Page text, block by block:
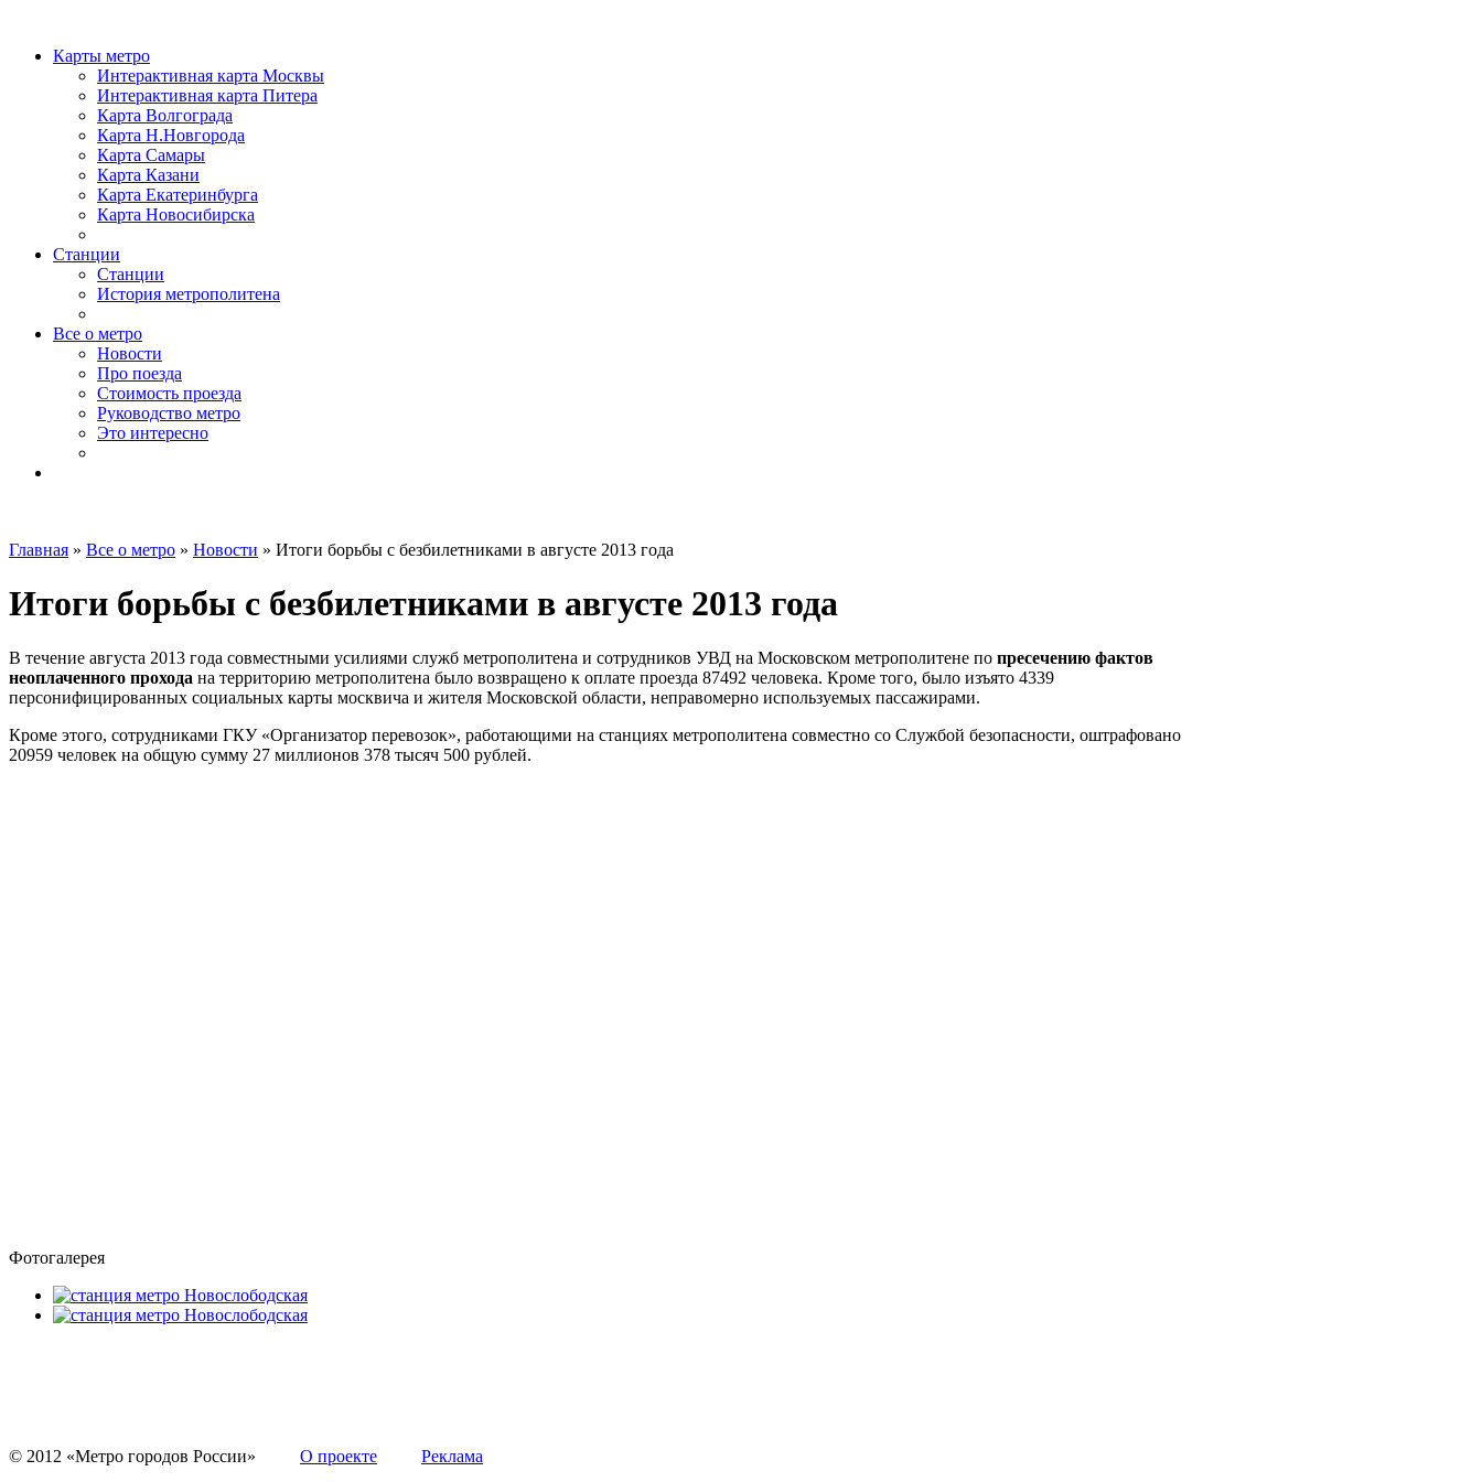
Карты метро
Интерактивная карта Москвы
Интерактивная карта Питера
Карта Волгограда
Карта Н.Новгорода
Карта Самары
Карта Казани
Карта Екатеринбурга
Карта Новосибирска
Станции
Станции
История метрополитена
Все о метро
Новости
Про поезда
Стоимость проезда
Руководство метро
Это интересно
Главная » Все о метро » Новости » Итоги борьбы с безбилетниками в августе 2013 года
Итоги борьбы с безбилетниками в августе 2013 года
В течение августа 2013 года совместными усилиями служб метрополитена и сотрудников УВД на Московском метрополитене по пресечению фактов
неоплаченного прохода на территорию метрополитена было возвращено к оплате проезда 87492 человека. Кроме того, было изъято 4339
персонифицированных социальных карты москвича и жителя Московской области, неправомерно используемых пассажирами.
Кроме этого, сотрудниками ГКУ «Организатор перевозок», работающими на станциях метрополитена совместно со Службой безопасности, оштрафовано
20959 человек на общую сумму 27 миллионов 378 тысяч 500 рублей.
Фотогалерея
© 2012 «Метро городов России» О проекте Реклама